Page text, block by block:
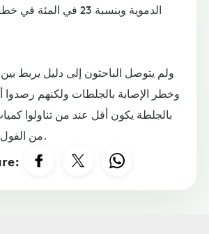
الدموية وبنسبة 23 في
ولم يتوصل الباحثون إلى دليل يربط
وخطر الإصابة بالجلطات ولكنهم رصدوا
بالجلطة يكون أقل عند من تناولوا
من الفول السوداني والجوز.